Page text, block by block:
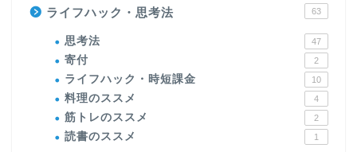
ライフハック・思考法 63
思考法 47
寄付 2
ライフハック・時短課金 10
料理のススメ 4
筋トレのススメ 2
読書のススメ 1